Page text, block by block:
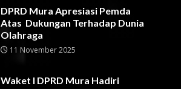
DPRD Mura Apresiasi Pemda
Atas Dukungan Terhadap Dunia
Olahraga
11 November 2025
Waket I DPRD Mura Hadiri